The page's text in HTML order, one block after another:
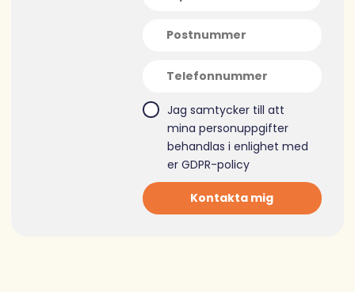
Jag samtycker till att
mina personuppgifter
behandlas i enlighet med
er GDPR-policy
Kontakta mig